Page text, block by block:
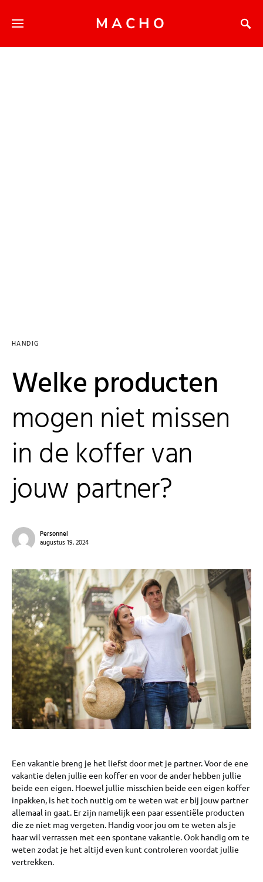
MACHO
HANDIG
Welke producten
mogen niet missen
in de koffer van
jouw partner?
Personnel
augustus 19, 2024
Een vakantie breng je het liefst door met je partner. Voor de ene
vakantie delen jullie een koffer en voor de ander hebben jullie
beide een eigen. Hoewel jullie misschien beide een eigen koffer
inpakken, is het toch nuttig om te weten wat er bij jouw partner
allemaal in gaat. Er zijn namelijk een paar essentiële producten
die ze niet mag vergeten. Handig voor jou om te weten als je
haar wil verrassen met een spontane vakantie. Ook handig om te
weten zodat je het altijd even kunt controleren voordat jullie
vertrekken.